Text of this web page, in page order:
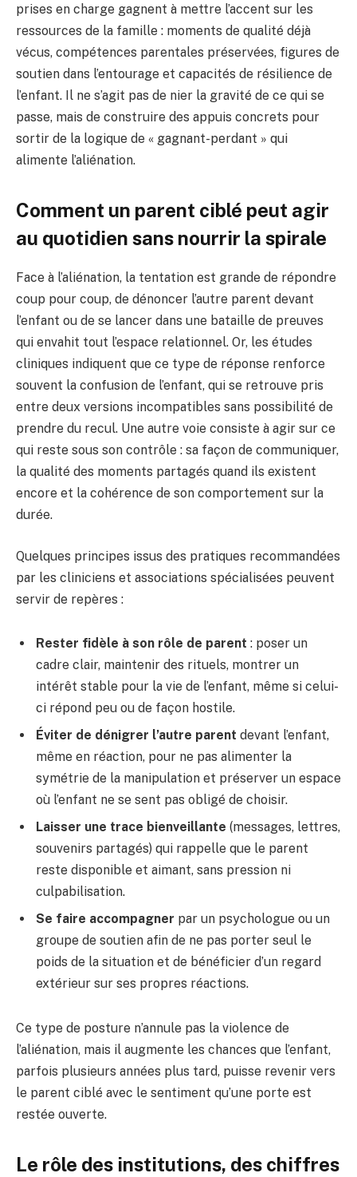
prises en charge gagnent à mettre l’accent sur les
ressources de la famille : moments de qualité déjà
vécus, compétences parentales préservées, figures de
soutien dans l’entourage et capacités de résilience de
l’enfant. Il ne s’agit pas de nier la gravité de ce qui se
passe, mais de construire des appuis concrets pour
sortir de la logique de « gagnant-perdant » qui
alimente l’aliénation.
Comment un parent ciblé peut agir
au quotidien sans nourrir la spirale
Face à l’aliénation, la tentation est grande de répondre
coup pour coup, de dénoncer l’autre parent devant
l’enfant ou de se lancer dans une bataille de preuves
qui envahit tout l’espace relationnel. Or, les études
cliniques indiquent que ce type de réponse renforce
souvent la confusion de l’enfant, qui se retrouve pris
entre deux versions incompatibles sans possibilité de
prendre du recul. Une autre voie consiste à agir sur ce
qui reste sous son contrôle : sa façon de communiquer,
la qualité des moments partagés quand ils existent
encore et la cohérence de son comportement sur la
durée.
Quelques principes issus des pratiques recommandées
par les cliniciens et associations spécialisées peuvent
servir de repères :
Rester fidèle à son rôle de parent : poser un
cadre clair, maintenir des rituels, montrer un
intérêt stable pour la vie de l’enfant, même si celui-
ci répond peu ou de façon hostile.
Éviter de dénigrer l’autre parent devant l’enfant,
même en réaction, pour ne pas alimenter la
symétrie de la manipulation et préserver un espace
où l’enfant ne se sent pas obligé de choisir.
Laisser une trace bienveillante (messages, lettres,
souvenirs partagés) qui rappelle que le parent
reste disponible et aimant, sans pression ni
culpabilisation.
Se faire accompagner par un psychologue ou un
groupe de soutien afin de ne pas porter seul le
poids de la situation et de bénéficier d’un regard
extérieur sur ses propres réactions.
Ce type de posture n’annule pas la violence de
l’aliénation, mais il augmente les chances que l’enfant,
parfois plusieurs années plus tard, puisse revenir vers
le parent ciblé avec le sentiment qu’une porte est
restée ouverte.
Le rôle des institutions, des chiffres